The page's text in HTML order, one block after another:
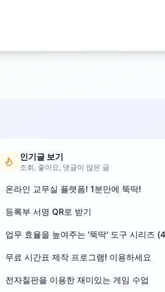
인기글 보기
조회, 좋아요, 댓글이 많은 글
온라인 교무실 플랫폼! 1분만에 뚝딱!
등록부 서명 QR로 받기
업무 효율을 높여주는 '뚝딱' 도구 시리즈
무료 시간표 제작 프로그램! 이용하세요
전자칠판을 이용한 재미있는 게임 수업